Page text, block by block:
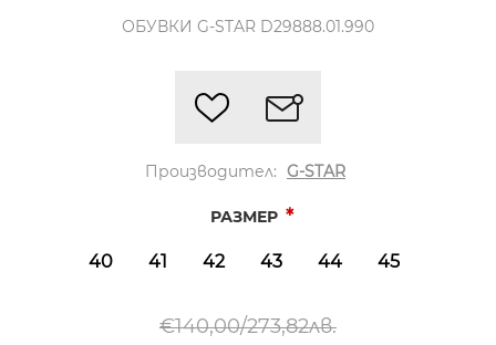
ОБУВКИ G-STAR D29888.01.990
Производител: G-STAR
РАЗМЕР *
40 41 42 43 44 45
€140,00/273,82лв.